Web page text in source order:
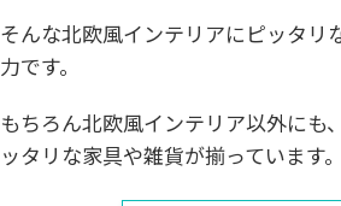
そんな北欧風インテリアにピッタ
力です。
もちろん北欧風インテリア以外に
ッタリな家具や雑貨が揃っています